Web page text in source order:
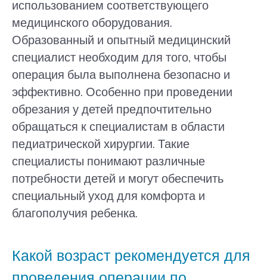
использованием соответствующего
медицинского оборудования.
Образованный и опытный медицинский
специалист необходим для того, чтобы
операция была выполнена безопасно и
эффективно. Особенно при проведении
обрезания у детей предпочтительно
обращаться к специалистам в области
педиатрической хирургии. Такие
специалисты понимают различные
потребности детей и могут обеспечить
специальный уход для комфорта и
благополучия ребенка.
Какой возраст рекомендуется для